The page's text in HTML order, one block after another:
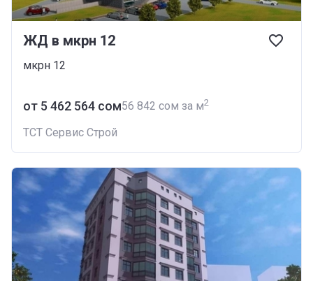
ЖД в мкрн 12
мкрн 12
от ‍5 462 564 сом‍56 842 сом за м2
ТСТ Сервис Строй